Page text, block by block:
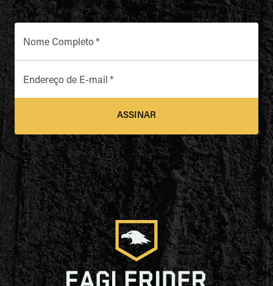
Nome Completo*
Endereço de E-mail *
ASSINAR